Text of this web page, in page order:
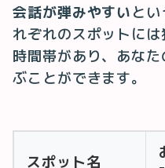
会話が弾みやすい と
れぞれのスポットに
時間帯があり、あな
ぶことができます。
スポット名